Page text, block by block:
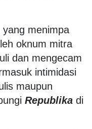
menimpa
oknum mitra
dan mengecam
intimidasi
maupun
Republika di